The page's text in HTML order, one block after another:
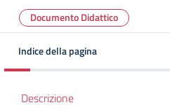
Documento Didattico
Indice della pagina
Descrizione